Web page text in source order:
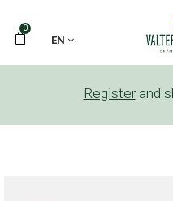
0
EN
Register and